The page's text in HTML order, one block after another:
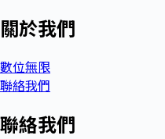
關於我們
數位無限
聯絡我們
聯絡我們